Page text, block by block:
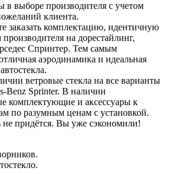
в выборе производителя с учетом
клиента.
заказать комплектацию, идентичную
на дорестайлинг,
Спринтер. Тем самым
аэродинамика и идеальная
ветровые стекла на все варианты
Benz Sprinter. В наличии
комплектующие и аксессуары к
по разумным ценам с установкой.
не придётся. Вы уже сэкономили!